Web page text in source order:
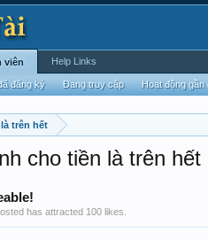
trên hết
cho tiền là trên hết
has attracted 100 likes.
viên
đăng ký Đang truy cập Hoạt động gần
Help Links